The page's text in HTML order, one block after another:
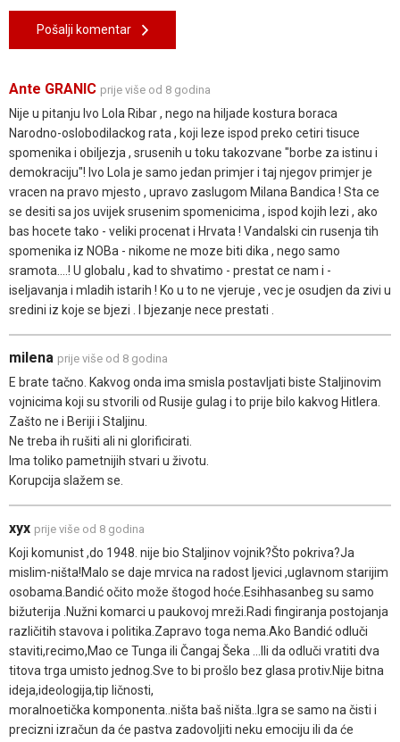
Pošalji komentar
Ante GRANIC prije više od 8 godina
Nije u pitanju Ivo Lola Ribar , nego na hiljade kostura boraca
Narodno-oslobodilackog rata , koji leze ispod preko cetiri tisuce
spomenika i obiljezja , srusenih u toku takozvane "borbe za istinu i
demokraciju"! Ivo Lola je samo jedan primjer i taj njegov primjer je
vracen na pravo mjesto , upravo zaslugom Milana Bandica ! Sta ce
se desiti sa jos uvijek srusenim spomenicima , ispod kojih lezi , ako
bas hocete tako - veliki procenat i Hrvata ! Vandalski cin rusenja tih
spomenika iz NOBa - nikome ne moze biti dika , nego samo
sramota....! U globalu , kad to shvatimo - prestat ce nam i -
iseljavanja i mladih istarih ! Ko u to ne vjeruje , vec je osudjen da zivi u
sredini iz koje se bjezi . I bjezanje nece prestati .
milena prije više od 8 godina
E brate tačno. Kakvog onda ima smisla postavljati biste Staljinovim
vojnicima koji su stvorili od Rusije gulag i to prije bilo kakvog Hitlera.
Zašto ne i Beriji i Staljinu.
Ne treba ih rušiti ali ni glorificirati.
Ima toliko pametnijih stvari u životu.
Korupcija slažem se.
xyx prije više od 8 godina
Koji komunist ,do 1948. nije bio Staljinov vojnik?Što pokriva?Ja
mislim-ništa!Malo se daje mrvica na radost ljevici ,uglavnom starijim
osobama.Bandić očito može štogod hoće.Esihhasanbeg su samo
bižuterija .Nužni komarci u paukovoj mreži.Radi fingiranja postojanja
različitih stavova i politika.Zapravo toga nema.Ako Bandić odluči
staviti,recimo,Mao ce Tunga ili Čangaj Šeka ...Ili da odluči vratiti dva
titova trga umisto jednog.Sve to bi prošlo bez glasa protiv.Nije bitna
ideja,ideologija,tip ličnosti,
moralnoetička komponenta..ništa baš ništa..Igra se samo na čisti i
precizni izračun da će pastva zadovoljiti neku emociju ili da će